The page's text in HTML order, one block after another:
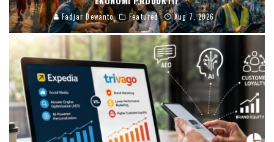
Fadjar Dewanto Featured Aug 7, 2026